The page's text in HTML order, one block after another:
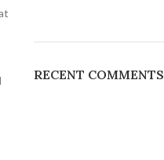
RECENT COMMENTS